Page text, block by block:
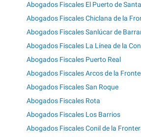
Abogados Fiscales El Puerto de
Abogados Fiscales Chiclana de la
Abogados Fiscales Sanlúcar de
Abogados Fiscales La Línea de la
Abogados Fiscales Puerto Real
Abogados Fiscales Arcos de la
Abogados Fiscales San Roque
Abogados Fiscales Rota
Abogados Fiscales Los Barrios
Abogados Fiscales Conil de la